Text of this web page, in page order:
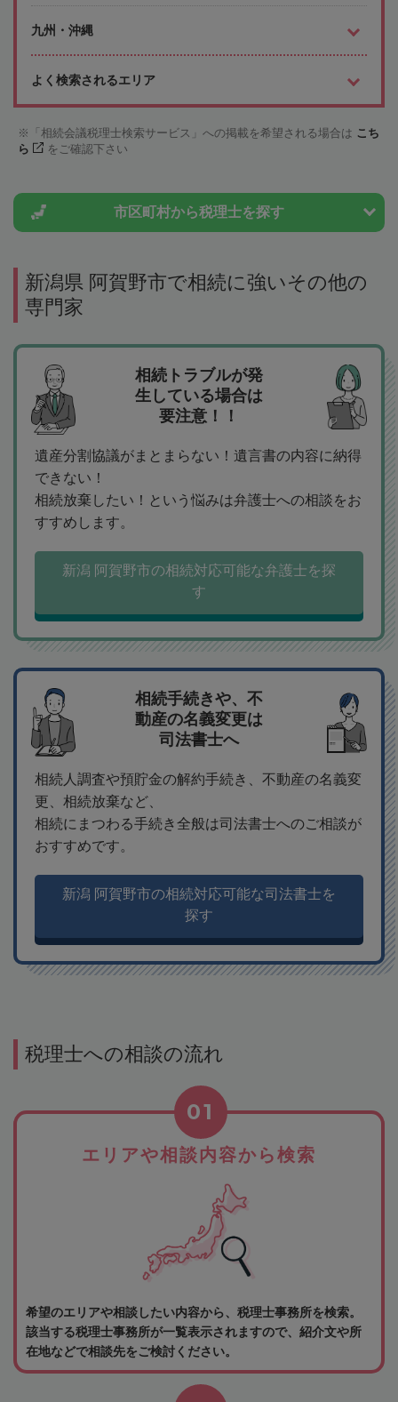
九州・沖縄
よく検索されるエリア
「相続会議税理士検索サービス」への掲載を希望される場合は こち
ら
をご確認下さい
市区町村から税理士を探す
新潟県 阿賀野市で相続に強いその他の
専門家
相続トラブルが発
生している場合は
要注意！！
遺産分割協議がまとまらない！遺言書の内容に納得
できない！
相続放棄したい！という悩みは弁護士への相談をお
すすめします。
新潟 阿賀野市の相続対応可能な弁護士を探
す
相続手続きや、不
動産の名義変更は
司法書士へ
相続人調査や預貯金の解約手続き、不動産の名義変
更、相続放棄など、
相続にまつわる手続き全般は司法書士へのご相談が
おすすめです。
新潟 阿賀野市の相続対応可能な司法書士を
探す
税理士への相談の流れ
エリアや相談内容から検索
01
希望のエリアや相談したい内容から、税理士事務所を検索。
該当する税理士事務所が一覧表示されますので、紹介文や所
在地などで相談先をご検討ください。